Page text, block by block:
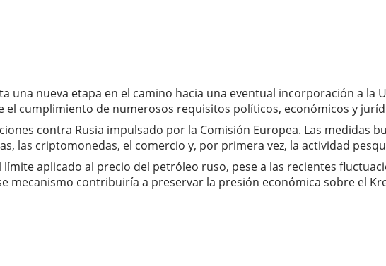
una nueva etapa en el camino hacia una eventual incorporación a la
cumplimiento de numerosos requisitos políticos, económicos y
contra Rusia impulsado por la Comisión Europea. Las medidas
las criptomonedas, el comercio y, por primera vez, la actividad
aplicado al precio del petróleo ruso, pese a las recientes
mecanismo contribuiría a preservar la presión económica sobre el